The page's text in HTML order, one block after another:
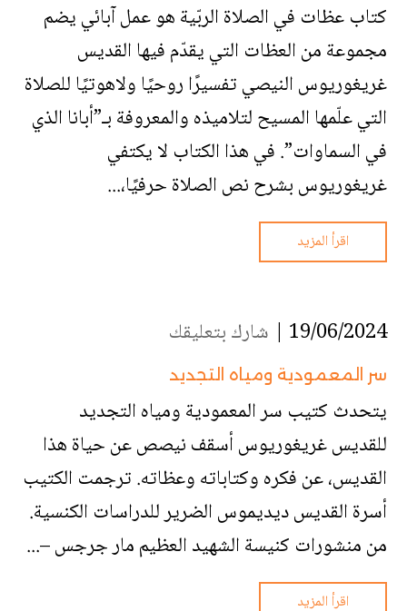
كتاب عظات في الصلاة الربّية هو عمل آبائي يضم
مجموعة من العظات التي يقدّم فيها القديس
غريغوريوس النيصي تفسيرًا روحيًا ولاهوتيًا للصلاة
التي علّمها المسيح لتلاميذه والمعروفة بـ”أبانا الذي
في السماوات”. في هذا الكتاب لا يكتفي
غريغوريوس بشرح نص الصلاة حرفيًا،...
اقرأ المزيد
19/06/2024 | شارك بتعليقك
سر المعمودية ومياه التجديد
يتحدث كتيب سر المعمودية ومياه التجديد
للقديس غريغوريوس أسقف نيصص عن حياة هذا
القديس، عن فكره وكتاباته وعظاته. ترجمت الكتيب
أسرة القديس ديديموس الضرير للدراسات الكنسية.
من منشورات كنيسة الشهيد العظيم مار جرجس –...
اقرأ المزيد